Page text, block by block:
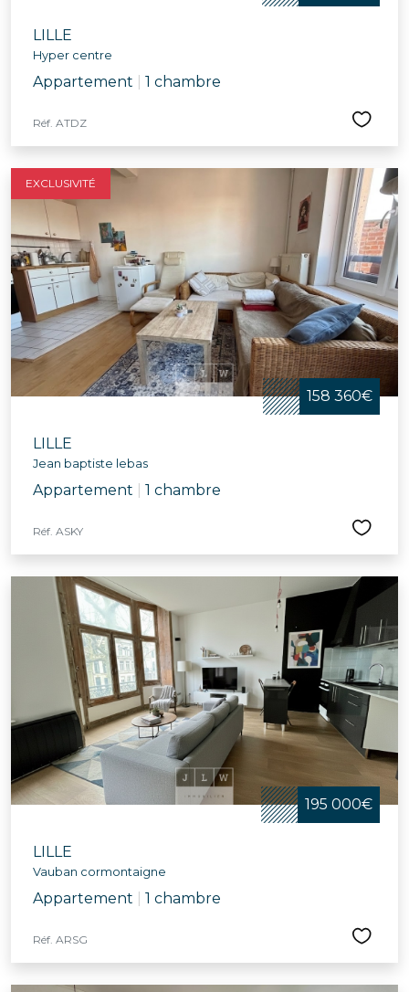
LILLE
Hyper centre
Appartement 1 chambre
Réf. ATDZ
EXCLUSIVITÉ
158 360€
LILLE
Jean baptiste lebas
Appartement 1 chambre
Réf. ASKY
195 000€
LILLE
Vauban cormontaigne
Appartement 1 chambre
Réf. ARSG